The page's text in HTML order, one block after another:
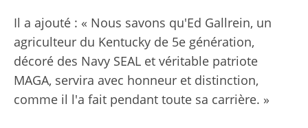
Il a ajouté : « Nous savons qu'Ed Gallrein, un
agriculteur du Kentucky de 5e génération,
décoré des Navy SEAL et véritable patriote
MAGA, servira avec honneur et distinction,
comme il l'a fait pendant toute sa carrière. »